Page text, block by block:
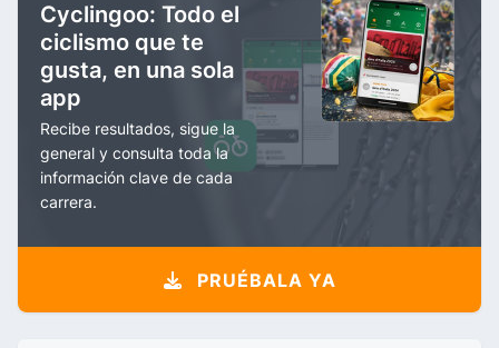
Cyclingoo: Todo el
ciclismo que te
gusta, en una sola
app
Recibe resultados, sigue la
general y consulta toda la
información clave de cada
carrera.
PRUÉBALA YA